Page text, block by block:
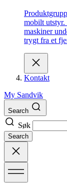
mobilt utstyr.
maskiner
trygt fra et
Kontakt
My Sandvik
Search
Søk
Search